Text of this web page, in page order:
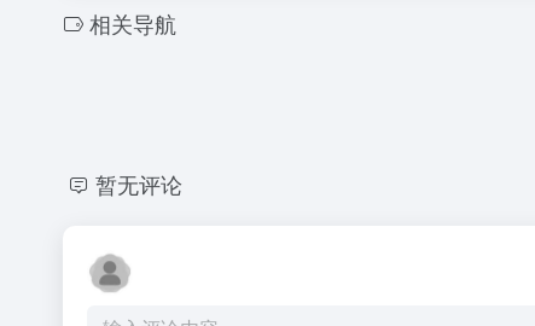
相关导航
暂无评论